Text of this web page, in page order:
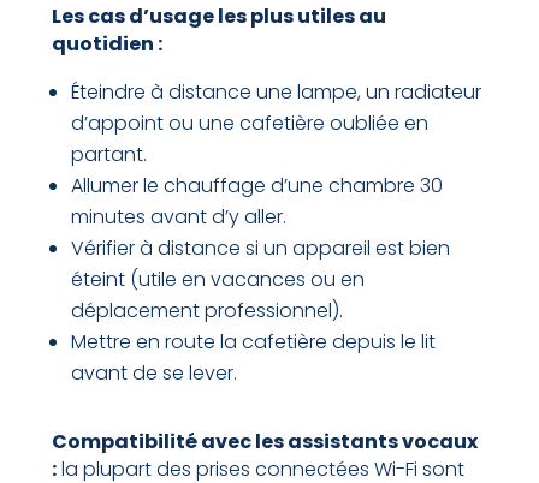
Les cas d’usage les plus utiles au
quotidien :
Éteindre à distance une lampe, un radiateur
d’appoint ou une cafetière oubliée en
partant.
Allumer le chauffage d’une chambre 30
minutes avant d’y aller.
Vérifier à distance si un appareil est bien
éteint (utile en vacances ou en
déplacement professionnel).
Mettre en route la cafetière depuis le lit
avant de se lever.
Compatibilité avec les assistants vocaux
:la plupart des prises connectées Wi-Fi sont